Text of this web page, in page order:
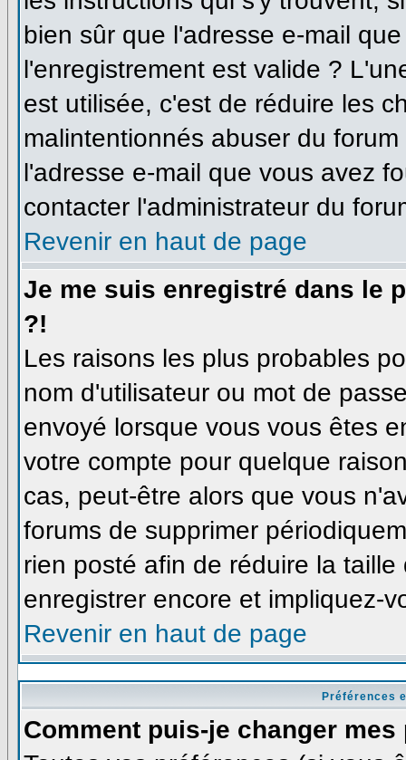
bien sûr que l'adresse e-mail
l'enregistrement est valide ?
est utilisée, c'est de réduire les
malintentionnés abuser du
l'adresse e-mail que vous avez
contacter l'administrateur du
Revenir en haut de page
Je me suis enregistré dans le
?!
Les raisons les plus probables
nom d'utilisateur ou mot de
envoyé lorsque vous vous êtes
votre compte pour quelque
cas, peut-être alors que vous
forums de supprimer
rien posté afin de réduire la
enregistrer encore et impliquez-
Revenir en haut de page
Préférences
Comment puis-je changer